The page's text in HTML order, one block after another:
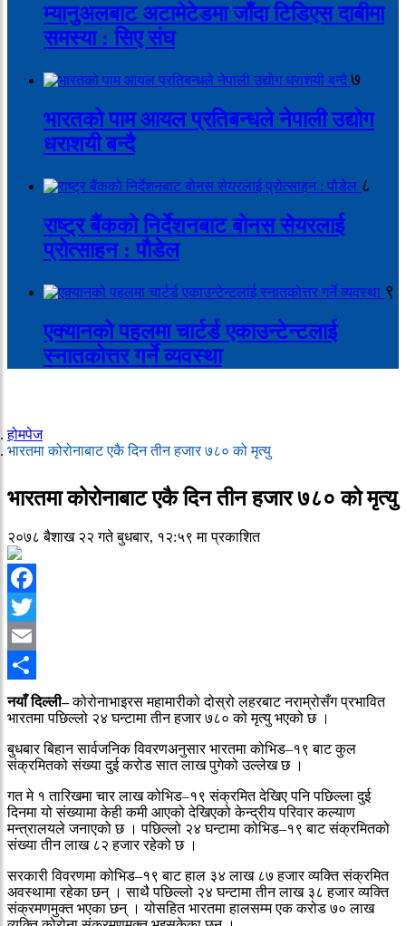
म्यानुअलबाट अटामेटेडमा जाँदा टिडिएस दाबीमा
समस्या : सिए संघ
७
भारतको पाम आयल प्रतिबन्धले नेपाली उद्योग
धराशयी बन्दै
८
राष्ट्र बैंकको निर्देशनबाट बोनस सेयरलाई
प्रोत्साहन : पौडेल
९
एक्यानको पहलमा चार्टर्ड एकाउन्टेन्टलाई
स्नातकोत्तर गर्ने व्यवस्था
होमपेज
भारतमा कोरोनाबाट एकै दिन तीन हजार ७८० को मृत्यु
भारतमा कोरोनाबाट एकै दिन तीन हजार ७८० को मृत्यु
२०७८ बैशाख २२ गते बुधबार, १२:५९ मा प्रकाशित
Facebook
Twitter
Email
Share
नयाँ दिल्ली–कोरोनाभाइरस महामारीको दोस्रो लहरबाट नराम्रोसँग प्रभावित
भारतमा पछिल्लो २४ घन्टामा तीन हजार ७८० को मृत्यु भएको छ ।
बुधबार बिहान सार्वजनिक विवरणअनुसार भारतमा कोभिड–१९ बाट कुल
संक्रमितको संख्या दुई करोड सात लाख पुगेको उल्लेख छ ।
गत मे १ तारिखमा चार लाख कोभिड–१९ संक्रमित देखिए पनि पछिल्ला दुई
दिनमा यो संख्यामा केही कमी आएको देखिएको केन्द्रीय परिवार कल्याण
मन्त्रालयले जनाएको छ । पछिल्लो २४ घन्टामा कोभिड–१९ बाट संक्रमितको
संख्या तीन लाख ८२ हजार रहेको छ ।
सरकारी विवरणमा कोभिड–१९ बाट हाल ३४ लाख ८७ हजार व्यक्ति संक्रमित
अवस्थामा रहेका छन् । साथै पछिल्लो २४ घन्टामा तीन लाख ३८ हजार व्यक्ति
संक्रमणमुक्त भएका छन् । योसहित भारतमा हालसम्म एक करोड ७० लाख